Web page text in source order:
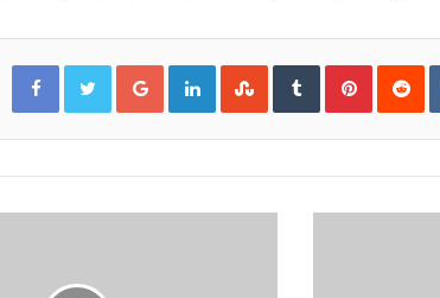
FacebookTwitterGoogle+LinkedInStumbleUpon
TumblrPinterest